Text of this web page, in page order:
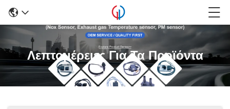
Λεπτομέρειες Για Τα Προϊόντα